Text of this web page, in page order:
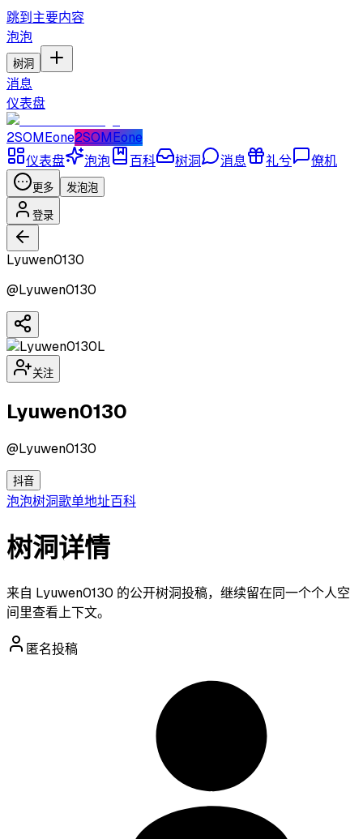
跳到主要内容
泡泡
树洞
消息
仪表盘
2SOMEone2SOMEone
仪表盘
泡泡 百科 树洞 消息 礼兮 僚机
更多 发泡泡
登录
Lyuwen0130
@Lyuwen0130
L
关注
Lyuwen0130
@Lyuwen0130
抖音
泡泡树洞歌单地址百科
树洞详情
来自 Lyuwen0130 的公开树洞投稿，继续留在同一个个人空
间里查看上下文。
匿名投稿